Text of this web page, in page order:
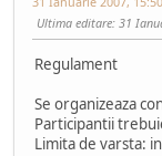
Ultima editare: 31
Regulament
Se organizeaza
Participantii
Limita de varsta: